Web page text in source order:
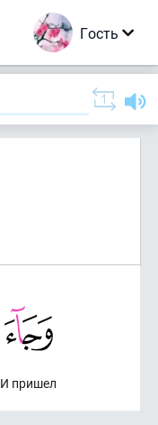
Гость
И пришел